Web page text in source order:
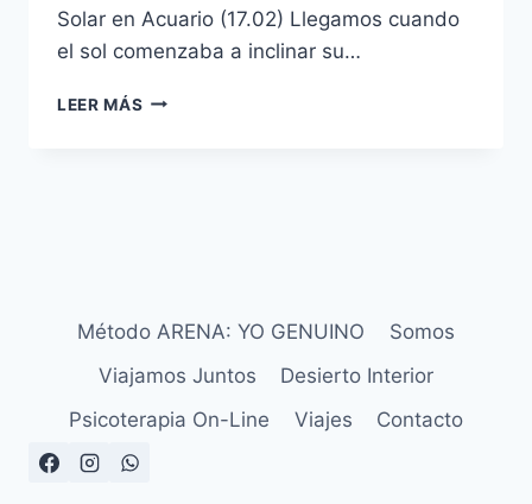
Solar en Acuario (17.02) Llegamos cuando
el sol comenzaba a inclinar su…
LEER MÁS
Método ARENA: YO GENUINO
Somos
Viajamos Juntos
Desierto Interior
Psicoterapia On-Line
Viajes Contacto